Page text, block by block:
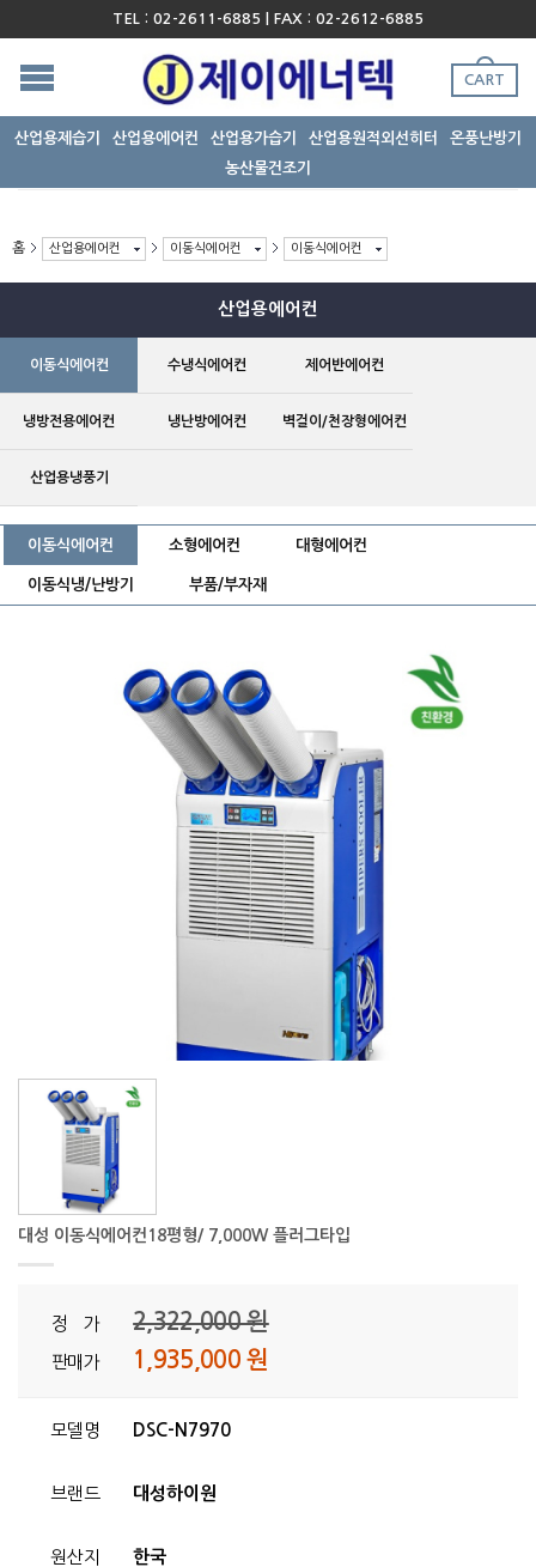
TEL : 02-2611-6885 | FAX : 02-2612-6885
CART
산업용제습기 산업용에어컨 산업용가습기 산업용원적외선히터
온풍난방기
농산물건조기
홈 산업용에어컨 이동식에어컨 이동식에어컨
산업용에어컨
이동식에어컨 수냉식에어컨 제어반에어컨
냉방전용에어컨 냉난방에어컨 벽걸이/천장형에어컨
산업용냉풍기
이동식에어컨 소형에어컨 대형에어컨
이동식냉/난방기 부품/부자재
대성 이동식에어컨18평형/ 7,000W 플러그타입
정 가 2,322,000 원
판매가 1,935,000 원
모델명 DSC-N7970
브랜드 대성하이원
원산지 한국